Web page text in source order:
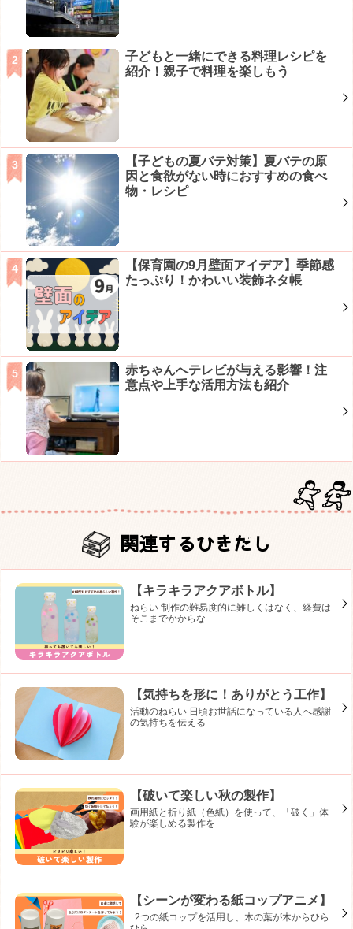
子どもと一緒にできる料理レシピを
紹介！親子で料理を楽しもう
【子どもの夏バテ対策】夏バテの原
因と食欲がない時におすすめの食べ
物・レシピ
【保育園の9月壁面アイデア】季節感
たっぷり！かわいい装飾ネタ帳
赤ちゃんへテレビが与える影響！注
意点や上手な活用方法も紹介
関連するひきだし
【キラキラアクアボトル】
ねらい 制作の難易度的に難しくはなく、経費は
そこまでかからな
【気持ちを形に！ありがとう工作】
活動のねらい 日頃お世話になっている人へ感謝
の気持ちを伝える
【破いて楽しい秋の製作】
画用紙と折り紙（色紙）を使って、「破く」体
験が楽しめる製作を
【シーンが変わる紙コップアニメ】
2つの紙コップを活用し、木の葉が木からひら